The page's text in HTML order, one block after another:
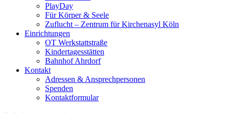
PlayDay
Für Körper & Seele
Zuflucht – Zentrum für Kirchenasyl Köln
Einrichtungen
OT Werkstattstraße
Kindertagesstätten
Bahnhof Ahrdorf
Kontakt
Adressen & Ansprechpersonen
Spenden
Kontaktformular